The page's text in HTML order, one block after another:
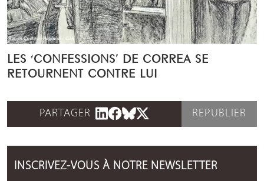
LES ‘CONFESSIONS’ DE CORREA SE
RETOURNENT CONTRE LUI
PARTAGER REPUBLIER
INSCRIVEZ-VOUS À NOTRE NEWSLETTER